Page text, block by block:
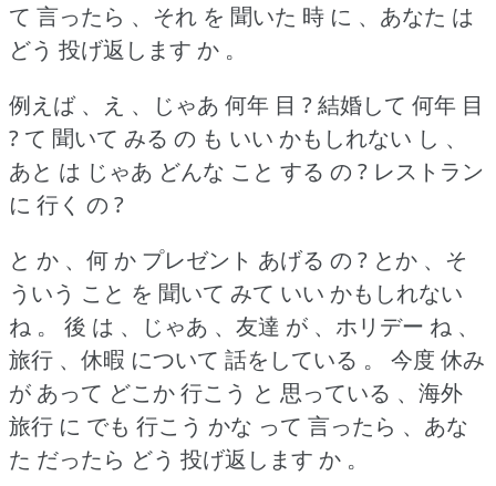
て 言ったら 、それ を 聞いた 時 に 、あなた は
どう 投げ返します か 。
例えば 、え 、じゃあ 何年 目 ?結婚して 何年 目
? て 聞いて みる の も いい かもしれない し 、
あと は じゃあ どんな こと する の ? レストラン
に 行く の ?
と か 、何 か プレゼント あげる の ? とか 、そ
ういう こと を 聞いて みて いい かもしれない
ね 。
後 は 、じゃあ 、友達 が 、ホリデー ね 、
旅行 、休暇 について 話をしている 。
今度 休み
が あって どこか 行こう と 思っている 、海外
旅行 に でも 行こう かな って 言ったら 、あな
た だったら どう 投げ返します か 。